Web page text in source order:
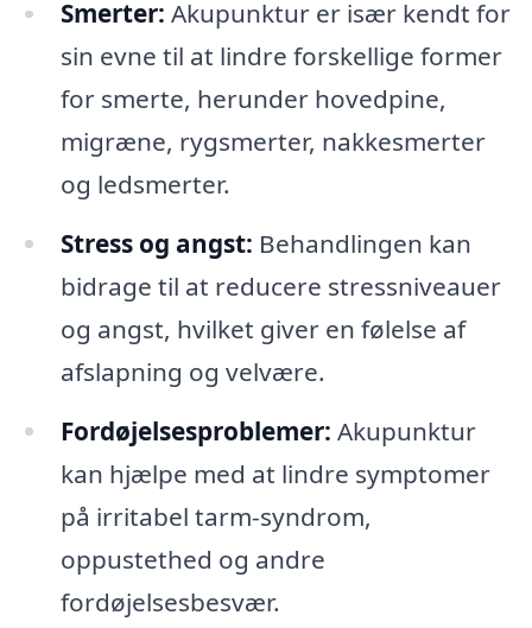
Smerter: Akupunktur er især kendt for
sin evne til at lindre forskellige former
for smerte, herunder hovedpine,
migræne, rygsmerter, nakkesmerter
og ledsmerter.
Stress og angst: Behandlingen kan
bidrage til at reducere stressniveauer
og angst, hvilket giver en følelse af
afslapning og velvære.
Fordøjelsesproblemer: Akupunktur
kan hjælpe med at lindre symptomer
på irritabel tarm-syndrom,
oppustethed og andre
fordøjelsesbesvær.